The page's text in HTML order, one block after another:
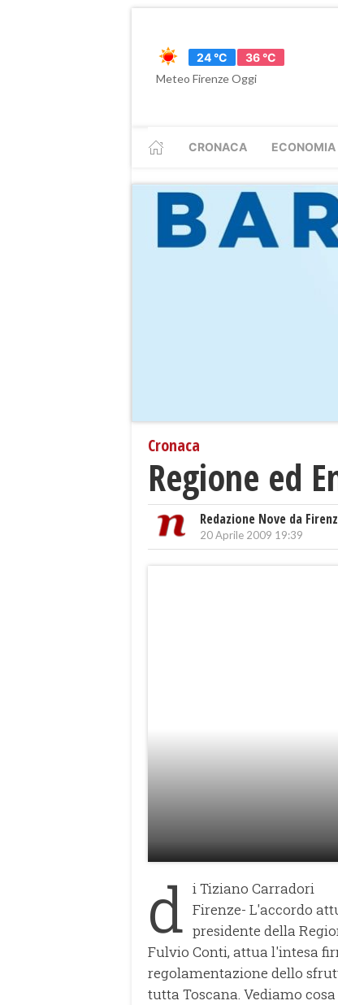
24 °C
36 °C
Meteo Firenze Oggi
CRONACA ECONOMIA
Cronaca
Regione ed
Redazione Nove da
20 Aprile 2009 19:39
d i Tiziano Carradori
Firenze- L'accordo
presidente della
Fulvio Conti, attua l'intesa
regolamentazione dello
tutta Toscana. Vediamo cosa